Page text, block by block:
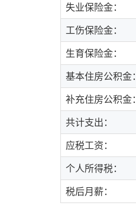
失业保险金：
工伤保险金：
生育保险金：
基本住房公积金：
补充住房公积金：
共计支出：
应税工资：
个人所得税：
税后月薪：